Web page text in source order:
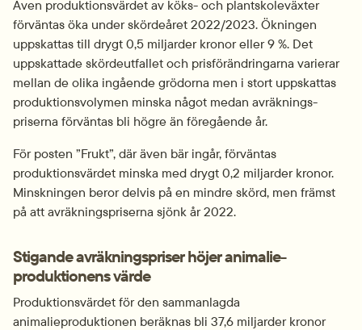
Även produktions­värdet av köks- och plant­skoleväxter
förväntas öka under skördeåret 2022/2023. Ökningen
uppskattas till drygt 0,5 miljarder kronor eller 9 %. Det
uppskattade skördeutfallet och pris­förändringarna varierar
mellan de olika ingående grödorna men i stort uppskattas
produktionsvolymen minska något medan avräknings­
priserna förväntas bli högre än föregående år.
För posten ”Frukt”, där även bär ingår, förväntas
produktionsvärdet minska med drygt 0,2 miljarder kronor.
Minskningen beror delvis på en mindre skörd, men främst
på att avräkningspriserna sjönk år 2022.
Stigande avräkningspriser höjer animalie­
produktionens värde
Produktionsvärdet för den sammanlagda
animalieproduktionen beräknas bli 37,6 miljarder kronor